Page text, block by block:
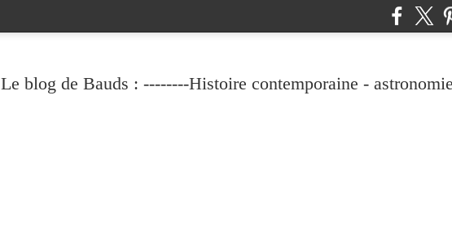
Le blog de Bauds : --------Histoire contemporaine -